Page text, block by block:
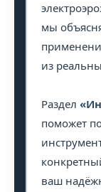
мы
из
Раздел
поможет
ваш